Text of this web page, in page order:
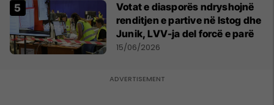
Votat e diasporës ndryshojnë
renditjen e partive në Istog dhe
Junik, LVV-ja del forcë e parë
15/06/2026